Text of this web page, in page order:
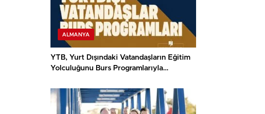
ALMANYA
YTB, Yurt Dışındaki Vatandaşların Eğitim
Yolculuğunu Burs Programlarıyla